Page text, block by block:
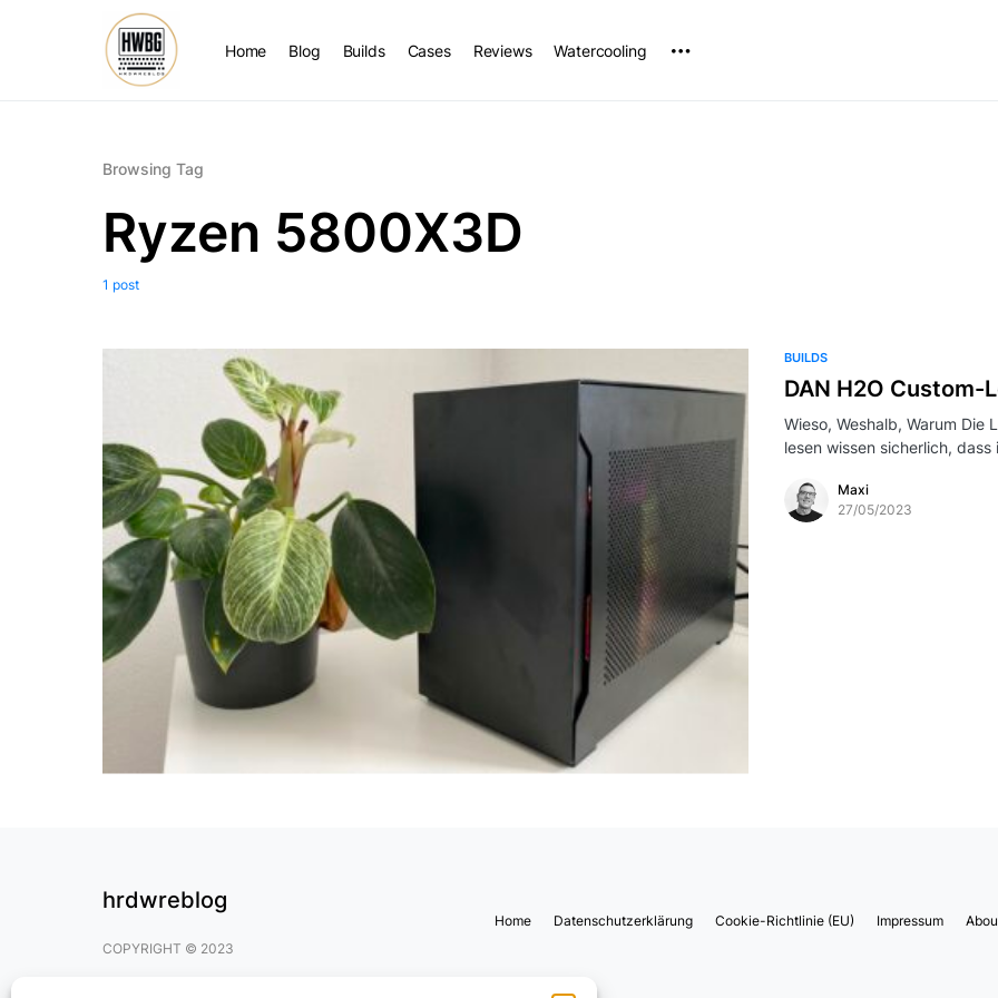
Home Blog Builds Cases Reviews Watercooling
Browsing Tag
Ryzen 5800X3D
1 post
BUILDS
DAN H2O Custom-
Wieso, Weshalb, Warum
lesen wissen sicherlich,
Maxi
27/05/2023
hrdwreblog
COPYRIGHT © 2023
Home Datenschutzerklärung Cookie-Richtlinie (EU) Impressum